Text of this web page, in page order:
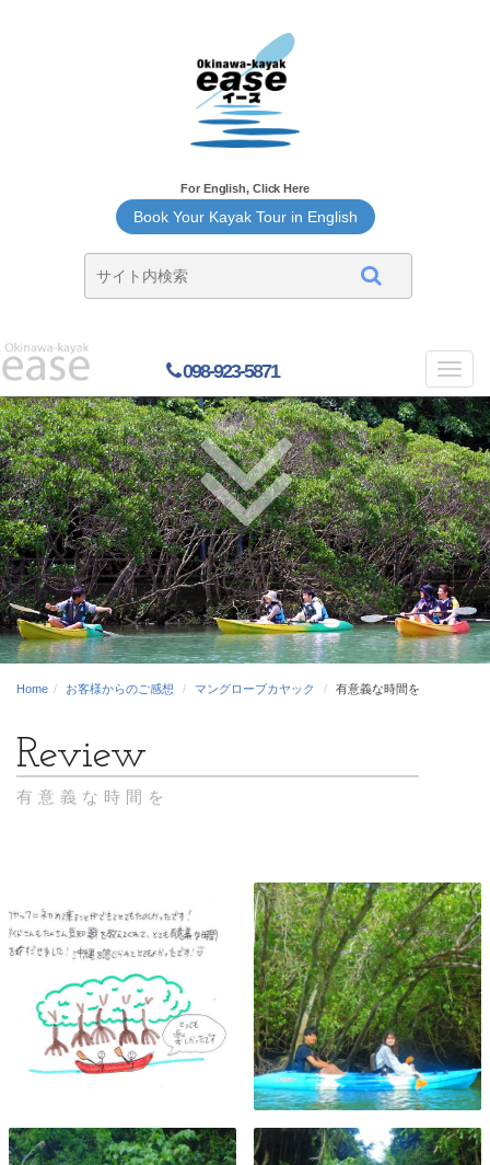
For English, Click Here
Book Your Kayak Tour in English
098-923-5871
Home お客様からのご感想 マングローブカヤック 有意義な時間を
有意義な時間を